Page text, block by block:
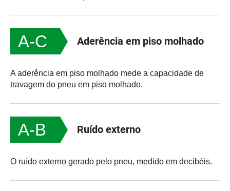
A-C Aderência em piso molhado
A aderência em piso molhado mede a capacidade de
travagem do pneu em piso molhado.
A-B Ruído externo
O ruído externo gerado pelo pneu, medido em decibéis.